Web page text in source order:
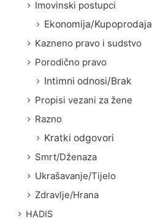
Imovinski postupci
Ekonomija/Kupoprodaja
Kazneno pravo i sudstvo
Porodično pravo
Intimni odnosi/Brak
Propisi vezani za žene
Razno
Kratki odgovori
Smrt/Dženaza
Ukrašavanje/Tijelo
Zdravlje/Hrana
HADIS